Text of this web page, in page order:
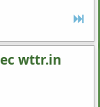
wttr.in